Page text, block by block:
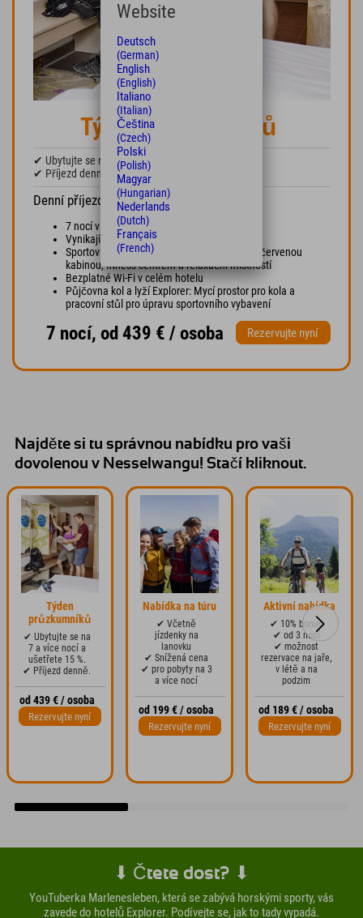
Týden průzkumníků
✔ Ubytujte se na 7 a více nocí a ušetřete 15 %.
✔ Příjezd denně.
Denní příjezd
7 nocí v moderním designovém pokoji
Vynikající snídaně formou bufetu
Sportovní lázně se saunou, parní lázní, infračervenou
kabinou, fitness centrem a relaxační místností
Bezplatné Wi-Fi v celém hotelu
Půjčovna kol a lyží Explorer: Mycí prostor pro kola a
pracovní stůl pro úpravu sportovního vybavení
7 nocí, od 439 € / osoba Rezervujte nyní
Najděte si tu správnou nabídku pro vaši
dovolenou v Nesselwangu! Stačí kliknout.
Týden
průzkumníků
✔ Ubytujte se na
7 a více nocí a
ušetřete 15 %.
✔ Příjezd denně.
od 439 € / osoba
Rezervujte nyní
Nabídka na túru
✔ Včetně
jízdenky na
lanovku
✔ Snížená cena
✔ pro pobyty na 3
a více nocí
od 199 € / osoba
Rezervujte nyní
Aktivní nabídka
✔ 10% bonus
✔ od 3 nocí
✔ možnost
rezervace na jaře,
v létě a na
podzim
od 189 € / osoba
Rezervujte nyní
⬇ Čtete dost? ⬇
YouTuberka Marlenesleben, která se zabývá horskými sporty, vás
zavede do hotelů Explorer. Podívejte se, jak to tady vypadá.
Website
Deutsch
(German)
English
(English)
Italiano
(Italian)
Čeština
(Czech)
Polski
(Polish)
Magyar
(Hungarian)
Nederlands
(Dutch)
Français
(French)